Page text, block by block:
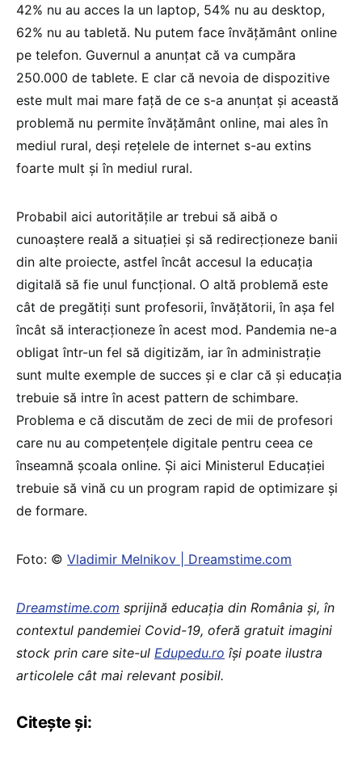
42% nu au acces la un laptop, 54% nu au desktop,
62% nu au tabletă. Nu putem face învățământ online
pe telefon. Guvernul a anunțat că va cumpăra
250.000 de tablete. E clar că nevoia de dispozitive
este mult mai mare față de ce s-a anunțat și această
problemă nu permite învățământ online, mai ales în
mediul rural, deși rețelele de internet s-au extins
foarte mult și în mediul rural.
Probabil aici autoritățile ar trebui să aibă o
cunoaștere reală a situației și să redirecționeze banii
din alte proiecte, astfel încât accesul la educația
digitală să fie unul funcțional. O altă problemă este
cât de pregătiți sunt profesorii, învățătorii, în așa fel
încât să interacționeze în acest mod. Pandemia ne-a
obligat într-un fel să digitizăm, iar în administrație
sunt multe exemple de succes și e clar că și educația
trebuie să intre în acest pattern de schimbare.
Problema e că discutăm de zeci de mii de profesori
care nu au competențele digitale pentru ceea ce
înseamnă școala online. Și aici Ministerul Educației
trebuie să vină cu un program rapid de optimizare și
de formare.
Foto: © Vladimir Melnikov | Dreamstime.com
Dreamstime.com sprijină educaţia din România şi, în
contextul pandemiei Covid-19, oferă gratuit imagini
stock prin care site-ul Edupedu.ro îşi poate ilustra
articolele cât mai relevant posibil.
Citește și: